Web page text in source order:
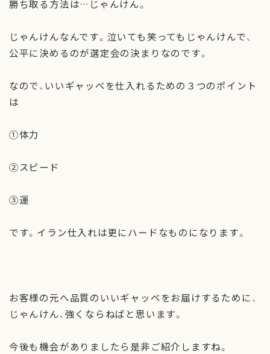
勝ち取る方法は…じゃんけん。
じゃんけんなんです。泣いても笑ってもじゃんけんで、
公平に決めるのが選定会の決まりなのです。
なので、いいギャッベを仕入れるための３つのポイント
は
①体力
②スピード
③運
です。イラン仕入れは更にハードなものになります。
お客様の元へ品質のいいギャッベをお届けするために、
じゃんけん、強くならねばと思います。
今後も機会がありましたら是非ご紹介しますね。